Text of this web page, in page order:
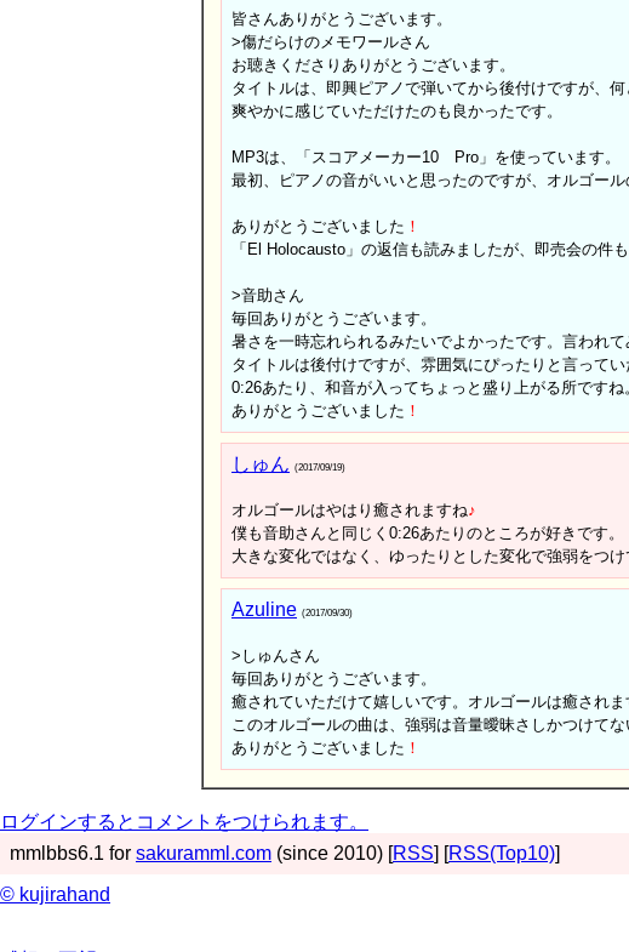
皆さんありがとうございます。
>傷だらけのメモワールさん
お聴きくださりありがとうございます。
タイトルは、即興ピアノで弾いてから後付けですが、
爽やかに感じていただけたのも良かったです。
MP3は、「スコアメーカー10 Pro」を使っています。
最初、ピアノの音がいいと思ったのですが、オルゴール
ありがとうございました ！
「El Holocausto」の返信も読みましたが、即売会の件
>音助さん
毎回ありがとうございます。
暑さを一時忘れられるみたいでよかったです。言われ
タイトルは後付けですが、雰囲気にぴったりと言ってい
0:26あたり、和音が入ってちょっと盛り上がる所です
ありがとうございました ！
しゅん (2017/09/19)
オルゴールはやはり癒されますね♪
僕も音助さんと同じく0:26あたりのところが好きです。
大きな変化ではなく、ゆったりとした変化で強弱をつ
Azuline (2017/09/30)
>しゅんさん
毎回ありがとうございます。
癒されていただけて嬉しいです。オルゴールは癒されま
このオルゴールの曲は、強弱は音量曖昧さしかつけて
ありがとうございました ！
ログインするとコメントをつけられます。
mmlbbs6.1 for sakuramml.com (since 2010) [RSS] [RSS(Top10)]
© kujirahand